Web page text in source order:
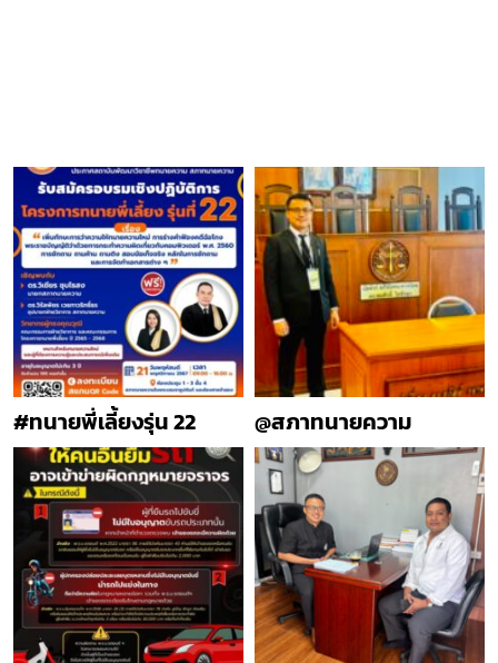
#ทนายพี่เลี้ยงรุ่น 22 @สภาทนายความ